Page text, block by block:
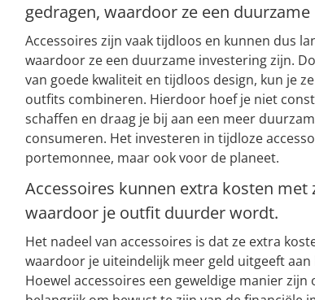
gedragen, waardoor ze een
Accessoires zijn vaak tijdloos en kunnen dus
waardoor ze een duurzame investering zijn.
van goede kwaliteit en tijdloos design, kun je
outfits combineren. Hierdoor hoef je niet
schaffen en draag je bij aan een meer
consumeren. Het investeren in tijdloze
portemonnee, maar ook voor de planeet.
Accessoires kunnen extra kosten met
waardoor je outfit duurder wordt.
Het nadeel van accessoires is dat ze extra
waardoor je uiteindelijk meer geld uitgeeft
Hoewel accessoires een geweldige manier